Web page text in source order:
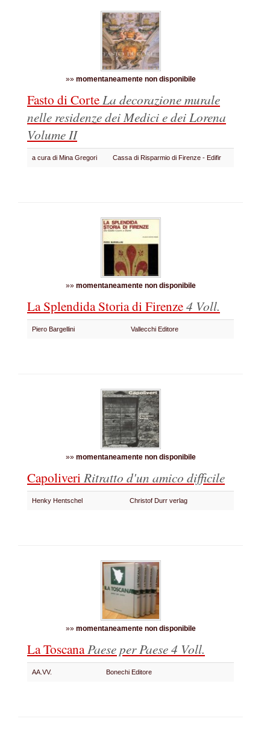
»» momentaneamente non disponibile
Fasto di CorteLa decorazione murale
nelle residenze dei Medici e dei Lorena
Volume II
a cura di Mina Gregori Cassa di Risparmio di Firenze - Edifir
»» momentaneamente non disponibile
La Splendida Storia di Firenze4 Voll.
Piero Bargellini Vallecchi Editore
»» momentaneamente non disponibile
CapoliveriRitratto d'un amico difficile
Henky Hentschel Christof Durr verlag
»» momentaneamente non disponibile
La ToscanaPaese per Paese4 Voll.
AA.VV. Bonechi Editore